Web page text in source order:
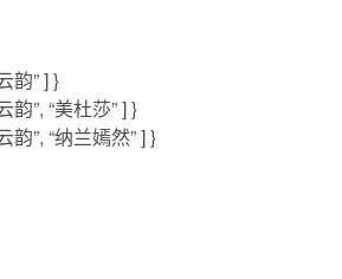
韵” ] }
韵”, “美杜莎” ] }
韵”, “纳兰嫣然” ] }